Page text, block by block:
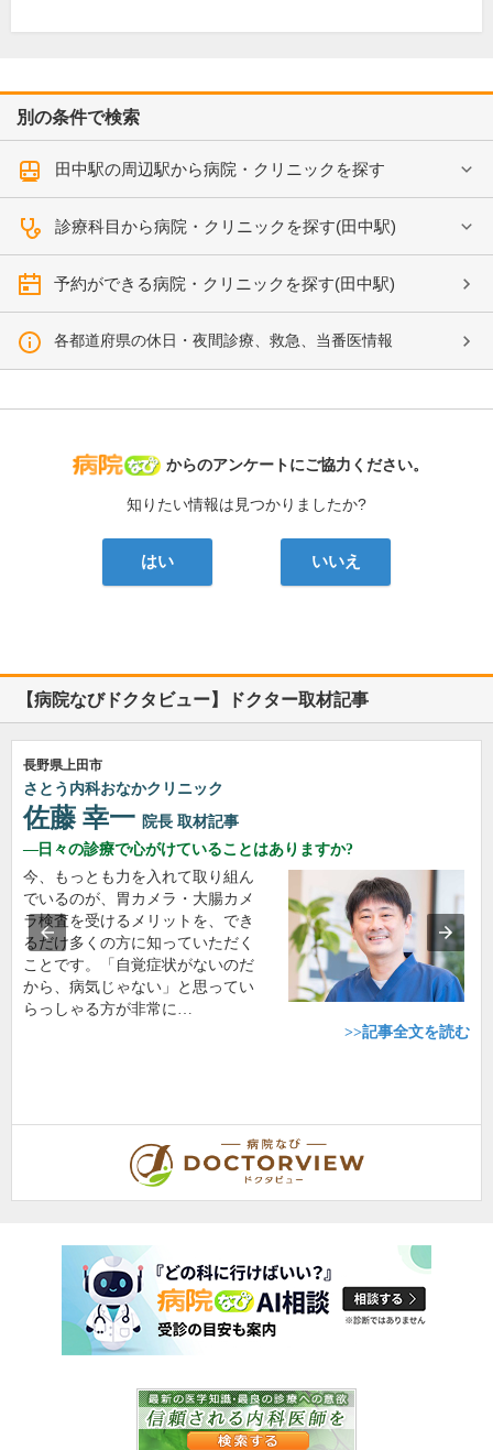
別の条件で検索
田中駅の周辺駅から病院・クリニックを探す
診療科目から病院・クリニックを探す(田中駅)
予約ができる病院・クリニックを探す(田中駅)
各都道府県の休日・夜間診療、救急、当番医情報
病院なび
からのアンケートにご協力ください。
知りたい情報は見つかりましたか?
はい いいえ
【病院なびドクタビュー】ドクター取材記事
長野県上田市
さとう内科おなかクリニック
佐藤 幸一 院長 取材記事
日々の診療で心がけていることはありますか?
今、もっとも力を入れて取り組ん
でいるのが、胃カメラ・大腸カメ
ラ検査を受けるメリットを、でき
るだけ多くの方に知っていただく
ことです。「自覚症状がないのだ
から、病気じゃない」と思ってい
らっしゃる方が非常に…
>>記事全文を読む